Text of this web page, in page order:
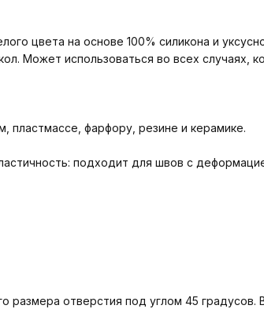
цвета на основе 100% силикона и
Может использоваться во всех случаях,
пластмассе, фарфору, резине и керамике.
подходит для швов с
отверстия под углом 45 градусов.